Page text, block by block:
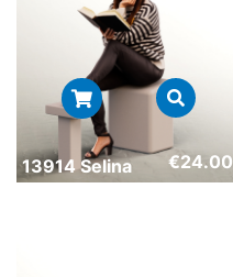
13914 Selina €24.00